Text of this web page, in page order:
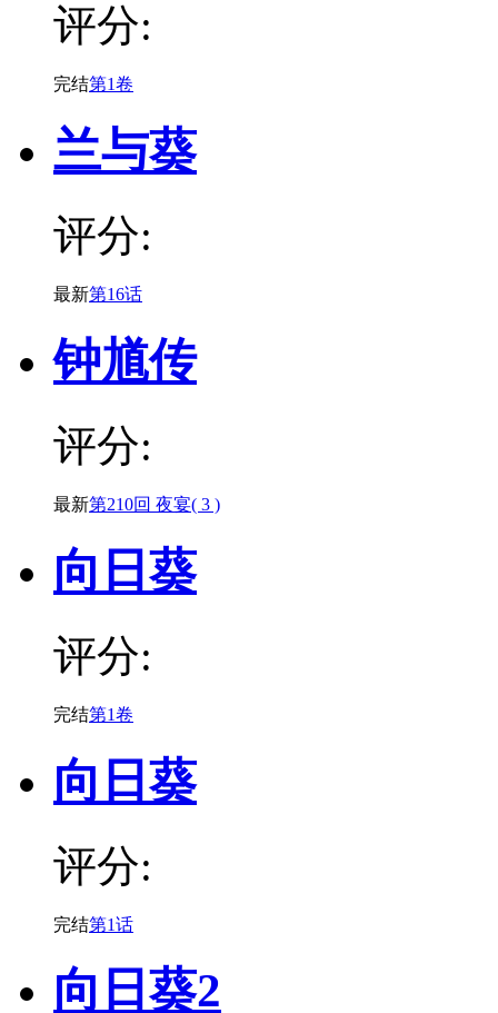
评分:
完结第1卷
兰与葵
评分:
最新第16话
钟馗传
评分:
最新第210回 夜宴( 3 )
向日葵
评分:
完结第1卷
向日葵
评分:
完结第1话
向日葵2